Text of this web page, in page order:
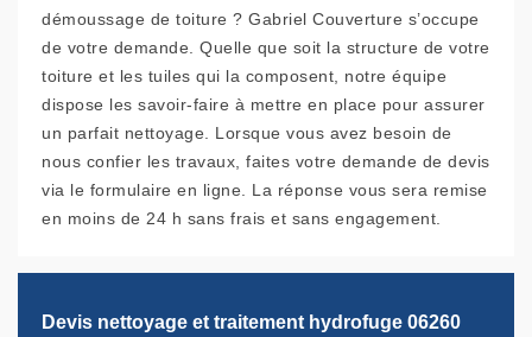
démoussage de toiture ? Gabriel Couverture s’occupe
de votre demande. Quelle que soit la structure de votre
toiture et les tuiles qui la composent, notre équipe
dispose les savoir-faire à mettre en place pour assurer
un parfait nettoyage. Lorsque vous avez besoin de
nous confier les travaux, faites votre demande de devis
via le formulaire en ligne. La réponse vous sera remise
en moins de 24 h sans frais et sans engagement.
Devis nettoyage et traitement hydrofuge 06260